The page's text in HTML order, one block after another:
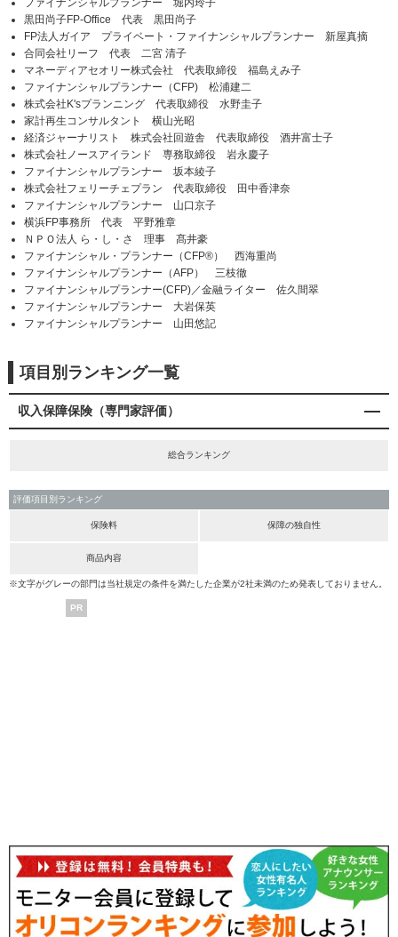
ファイナンシャルプランナー 堀内玲子
黒田尚子FP-Office 代表 黒田尚子
FP法人ガイア プライベート・ファイナンシャルプランナー 新屋真摘
合同会社リーフ 代表 二宮 清子
マネーディアセオリー株式会社 代表取締役 福島えみ子
ファイナンシャルプランナー（CFP) 松浦建二
株式会社K'sプランニング 代表取締役 水野圭子
家計再生コンサルタント 横山光昭
経済ジャーナリスト 株式会社回遊舎 代表取締役 酒井富士子
株式会社ノースアイランド 専務取締役 岩永慶子
ファイナンシャルプランナー 坂本綾子
株式会社フェリーチェプラン 代表取締役 田中香津奈
ファイナンシャルプランナー 山口京子
横浜FP事務所 代表 平野雅章
ＮＰＯ法人 ら・し・さ 理事 髙井豪
ファイナンシャル・プランナー（CFP®） 西海重尚
ファイナンシャルプランナー（AFP） 三枝徹
ファイナンシャルプランナー(CFP)／金融ライター 佐久間翠
ファイナンシャルプランナー 大岩保英
ファイナンシャルプランナー 山田悠記
項目別ランキング一覧
収入保障保険（専門家評価）
総合ランキング
評価項目別ランキング
保険料 保障の独自性
商品内容
※文字がグレーの部門は当社規定の条件を満たした企業が2社未満のため発表しておりません。
PR